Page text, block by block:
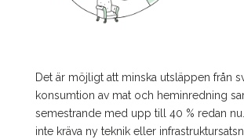
Det är möjligt att minska utsläppen från
konsumtion av mat och heminredning
semestrande med upp till 40 % redan
inte kräva ny teknik eller